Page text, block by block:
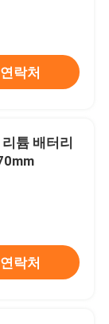
연락처
튬 배터리
연락처